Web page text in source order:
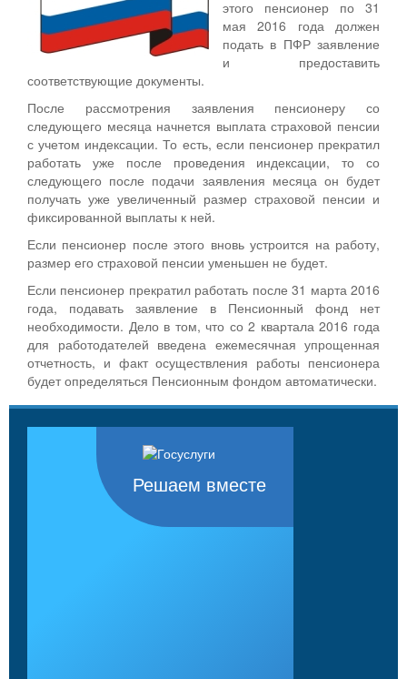
этого пенсионер по 31
мая 2016 года должен
подать в ПФР заявление
и предоставить
соответствующие документы.
После рассмотрения заявления пенсионеру со
следующего месяца начнется выплата страховой пенсии
с учетом индексации. То есть, если пенсионер прекратил
работать уже после проведения индексации, то со
следующего после подачи заявления месяца он будет
получать уже увеличенный размер страховой пенсии и
фиксированной выплаты к ней.
Если пенсионер после этого вновь устроится на работу,
размер его страховой пенсии уменьшен не будет.
Если пенсионер прекратил работать после 31 марта 2016
года, подавать заявление в Пенсионный фонд нет
необходимости. Дело в том, что со 2 квартала 2016 года
для работодателей введена ежемесячная упрощенная
отчетность, и факт осуществления работы пенсионера
будет определяться Пенсионным фондом автоматически.
Решаем вместе